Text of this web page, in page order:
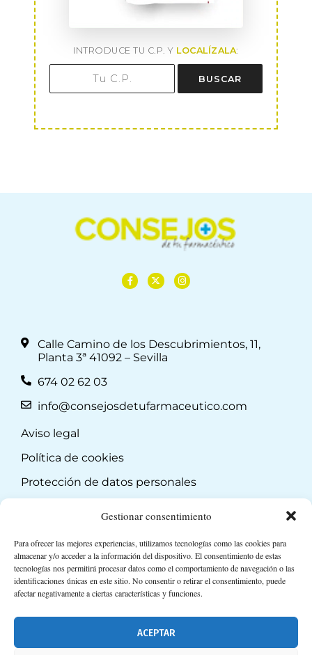
Gestionar consentimiento
Para ofrecer las mejores experiencias, utilizamos tecnologías como las cookies para
almacenar y/o acceder a la información del dispositivo. El consentimiento de estas
tecnologías nos permitirá procesar datos como el comportamiento de navegación o las
identificaciones únicas en este sitio. No consentir o retirar el consentimiento, puede
afectar negativamente a ciertas características y funciones.
ACEPTAR
INTRODUCE TU C.P. Y LOCALÍZALA:
BUSCAR
Calle Camino de los Descubrimientos, 11,
Planta 3ª 41092 – Sevilla
674 02 62 03
info@consejosdetufarmaceutico.com
Aviso legal
Política de cookies
Protección de datos personales